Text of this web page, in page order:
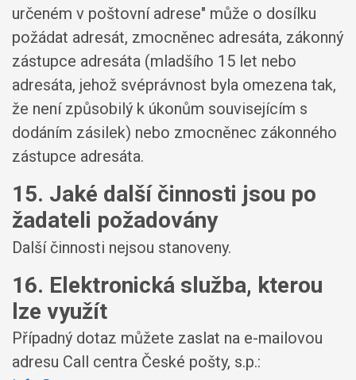
určeném v poštovní adrese" může o dosílku
požádat adresát, zmocněnec adresáta, zákonný
zástupce adresáta (mladšího 15 let nebo
adresáta, jehož svéprávnost byla omezena tak,
že není způsobilý k úkonům souvisejícím s
dodáním zásilek) nebo zmocněnec zákonného
zástupce adresáta.
15. Jaké další činnosti jsou po
žadateli požadovány
Další činnosti nejsou stanoveny.
16. Elektronická služba, kterou
lze využít
Případný dotaz můžete zaslat na e-mailovou
adresu Call centra České pošty, s.p.: